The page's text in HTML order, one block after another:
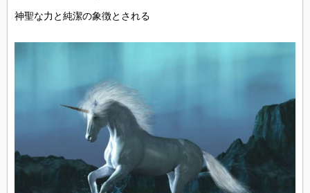
神聖な力と純潔の象徴とされる